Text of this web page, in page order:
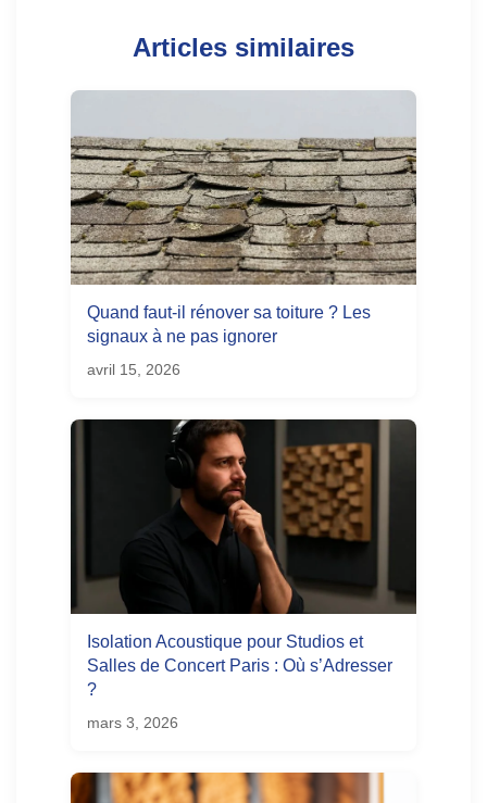
Articles similaires
Quand faut-il rénover sa toiture ? Les
signaux à ne pas ignorer
avril 15, 2026
Isolation Acoustique pour Studios et
Salles de Concert Paris : Où s’Adresser
?
mars 3, 2026